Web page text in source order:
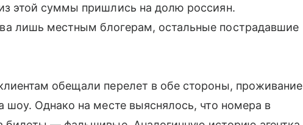
этой суммы пришлись на долю россиян.
лишь местным блогерам, остальные пострадавшие
обещали перелет в обе стороны, проживание
шоу. Однако на месте выяснялось, что номера в